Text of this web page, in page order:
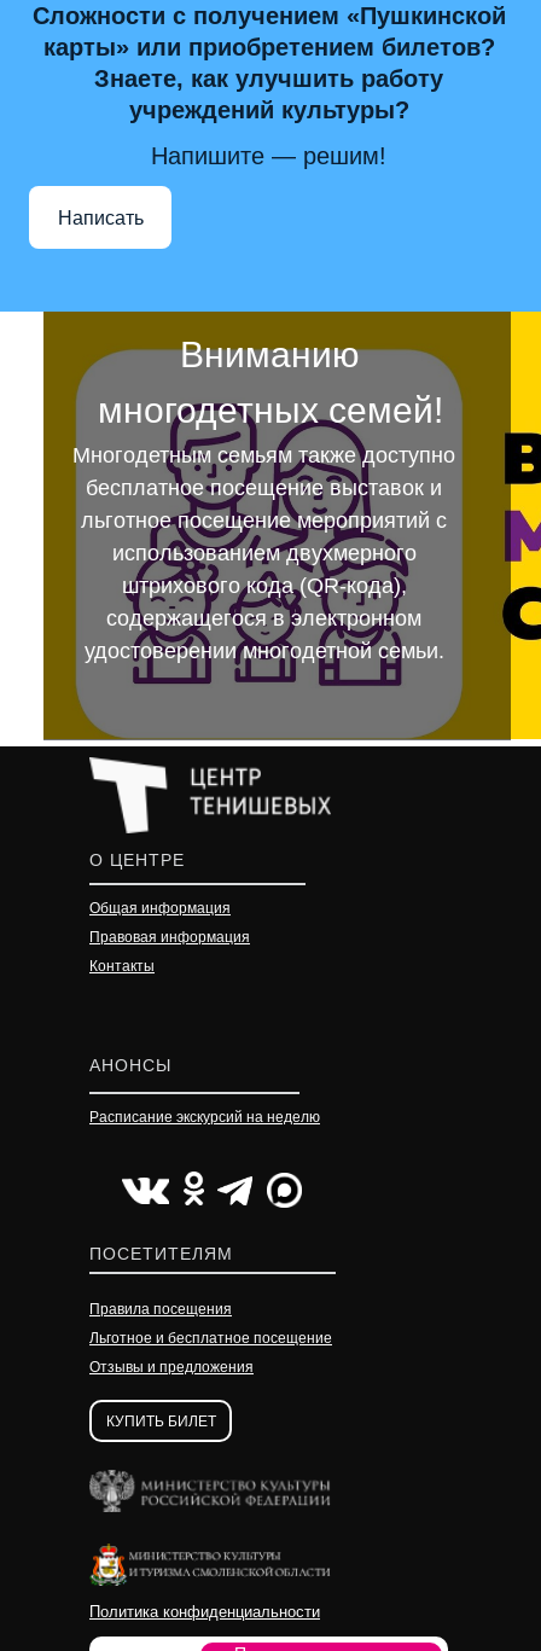
Сложности с получением «Пушкинской
карты» или приобретением билетов?
Знаете, как улучшить работу
учреждений культуры?
Напишите — решим!
Написать
УЗНАТЬ ПОДРОБНЕЕ
Вниманию
многодетных семей!
Многодетным семьям также доступно
бесплатное посещение выставок и
льготное посещение мероприятий с
использованием двухмерного
штрихового кода (QR-кода),
содержащегося в электронном
удостоверении многодетной семьи.
О ЦЕНТРЕ
Общая информация
Правовая информация
Контакты
АНОНСЫ
Расписание экскурсий на неделю
ПОСЕТИТЕЛЯМ
Правила посещения
Льготное и бесплатное посещение
Отзывы и предложения
КУПИТЬ БИЛЕТ
Политика конфиденциальности